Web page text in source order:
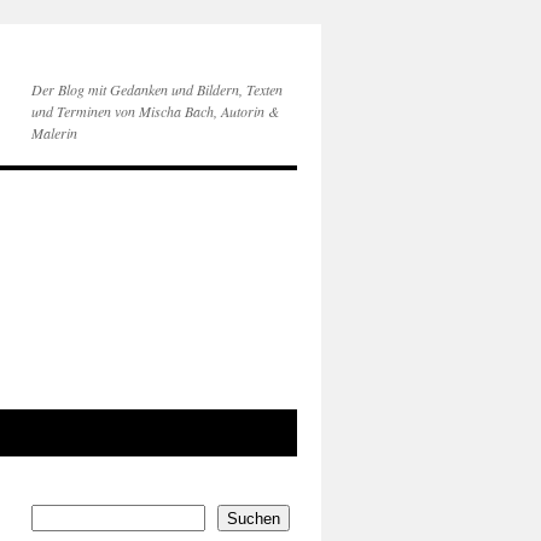
Der Blog mit Gedanken und Bildern, Texten
und Terminen von Mischa Bach, Autorin &
Malerin
Suchen